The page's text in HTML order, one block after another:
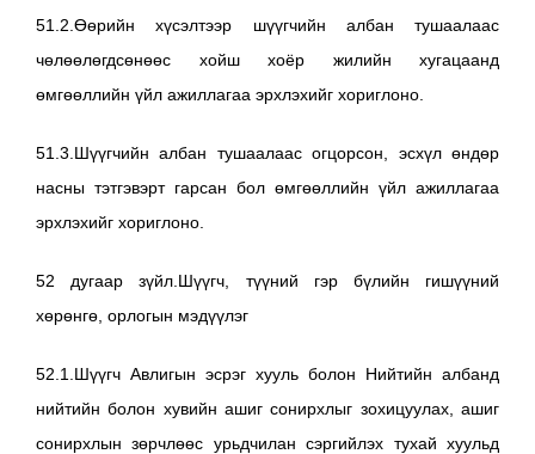
51.2.Өөрийн хүсэлтээр шүүгчийн албан тушаалаас
чөлөөлөгдсөнөөс хойш хоёр жилийн хугацаанд
өмгөөллийн үйл ажиллагаа эрхлэхийг хориглоно.
51.3.Шүүгчийн албан тушаалаас огцорсон, эсхүл өндөр
насны тэтгэвэрт гарсан бол өмгөөллийн үйл ажиллагаа
эрхлэхийг хориглоно.
52 дугаар зүйл.Шүүгч, түүний гэр бүлийн гишүүний
хөрөнгө, орлогын мэдүүлэг
52.1.Шүүгч Авлигын эсрэг хууль болон Нийтийн албанд
нийтийн болон хувийн ашиг сонирхлыг зохицуулах, ашиг
сонирхлын зөрчлөөс урьдчилан сэргийлэх тухай хуульд